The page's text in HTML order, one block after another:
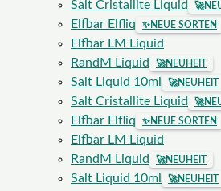
Salt Cristallite Liquid 🚀
Elfbar Elfliq ✨NEUE SORTEN
Elfbar LM Liquid
RandM Liquid
🚀NEUHEIT
Salt Liquid 10ml 🚀NEUHEIT
Salt Cristallite Liquid 🚀
Elfbar Elfliq ✨NEUE SORTEN
Elfbar LM Liquid
RandM Liquid
🚀NEUHEIT
Salt Liquid 10ml 🚀NEUHEIT